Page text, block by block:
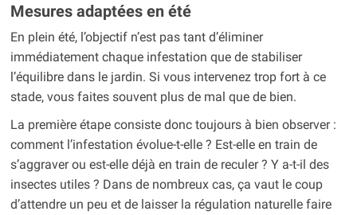
Mesures adaptées en été
En plein été, l’objectif n’est pas tant d’éliminer
immédiatement chaque infestation que de stabiliser
l’équilibre dans le jardin. Si vous intervenez trop fort à ce
stade, vous faites souvent plus de mal que de bien.
La première étape consiste donc toujours à bien observer :
comment l’infestation évolue-t-elle ? Est-elle en train de
s’aggraver ou est-elle déjà en train de reculer ? Y a-t-il des
insectes utiles ? Dans de nombreux cas, ça vaut le coup
d’attendre un peu et de laisser la régulation naturelle faire